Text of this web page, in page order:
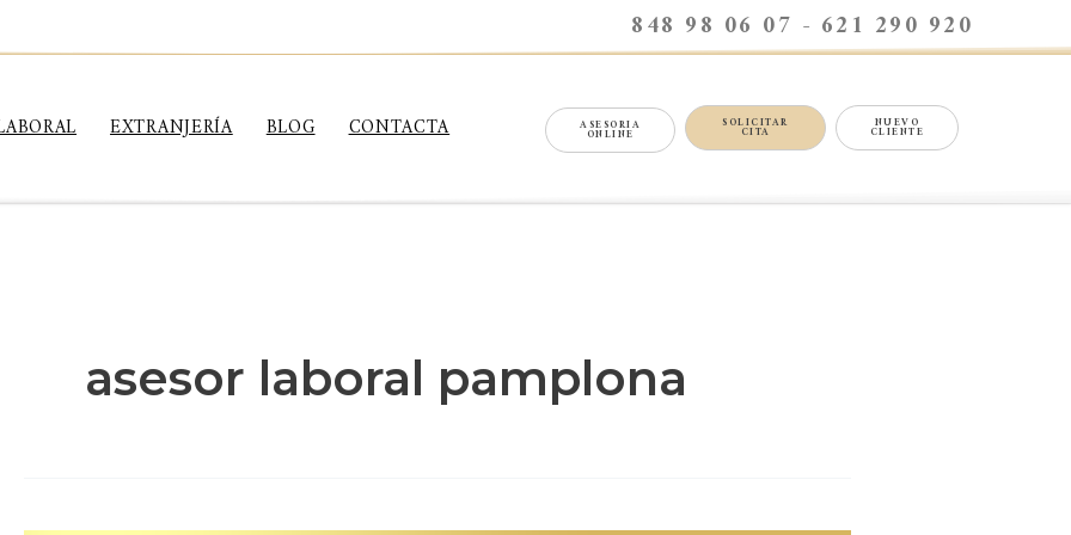
848 98 06 07 - 621 290 920
EXTRANJERÍA BLOG CONTACTA ASESORIA
ONLINE
SOLICITAR
CITA
NUEVO
CLIENTE
asesor laboral pamplona